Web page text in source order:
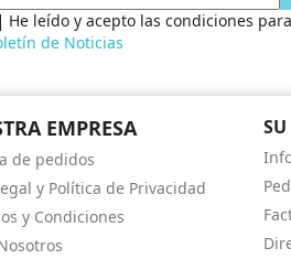
He leído y acepto las condiciones
de Noticias
EMPRESA
de pedidos
y Política de Privacidad
y Condiciones